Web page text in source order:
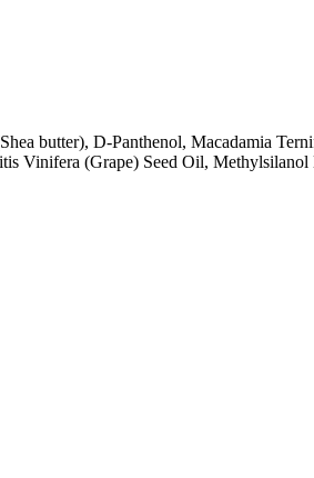
butter), D-Panthenol, Macadamia
Vinifera (Grape) Seed Oil,